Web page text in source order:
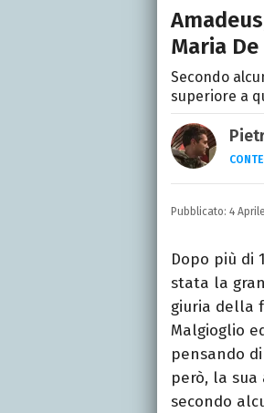
Maria
Secondo
superiore a
e
Pubblicato: 4
Dopo più di
stata la
giuria della
Malgioglio
pensando
però, la sua
secondo